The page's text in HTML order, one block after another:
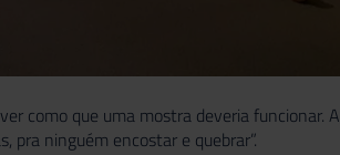
como que uma mostra deveria funcionar.
pra ninguém encostar e quebrar”.